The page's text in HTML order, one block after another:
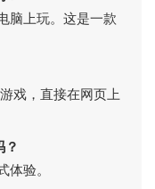
脑上玩。这是一款
戏，直接在网页上
验。